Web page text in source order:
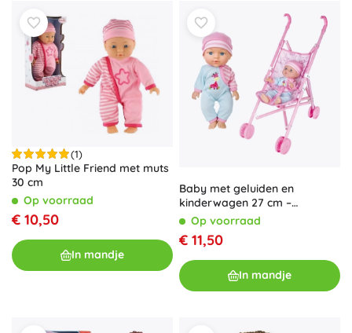
(1)
Pop My Little Friend met muts
30 cm
Op voorraad
€ 10,50
In mandje
Baby met geluiden en
kinderwagen 27 cm –
Tsjechische verpakking
Op voorraad
€ 11,50
In mandje